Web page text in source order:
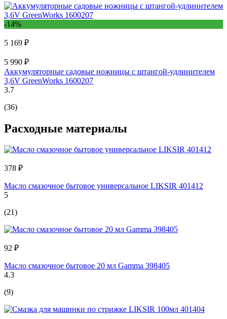
-14%
5 169 ₽
5 990 ₽
Аккумуляторные садовые ножницы с штангой-удлинителем
3,6V GreenWorks 1600207
3.7
(36)
Расходные материалы
378 ₽
Масло смазочное бытовое универсальное LIKSIR 401412
5
(21)
92 ₽
Масло смазочное бытовое 20 мл Gamma 398405
4.3
(9)